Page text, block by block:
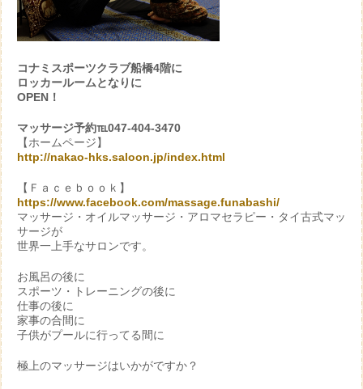
コナミスポーツクラブ船橋4階に
ロッカールームとなりに
OPEN！
マッサージ予約℡047-404-3470
【ホームページ】
http://nakao-hks.saloon.jp/index.html
【Ｆａｃｅｂｏｏｋ】
https://www.facebook.com/massage.funabashi/
マッサージ・オイルマッサージ・アロマセラピー・タイ古式マッ
サージが
世界一上手なサロンです。
お風呂の後に
スポーツ・トレーニングの後に
仕事の後に
家事の合間に
子供がプールに行ってる間に
極上のマッサージはいかがですか？